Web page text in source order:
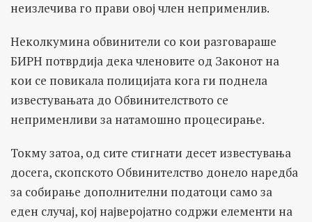
неизлечива го прави овој член неприменлив.
Неколкумина обвинители со кои разговараше
БИРН потврдија дека членовите од Законот на
кои се повикала полицијата кога ги поднела
известувањата до Обвинителството се
неприменливи за натамошно процесирање.
Токму затоа, од сите стигнати десет известувања
досега, скопското Обвинителство донело наредба
за собирање дополнителни податоци само за
еден случај, кој најверојатно содржи елементи на